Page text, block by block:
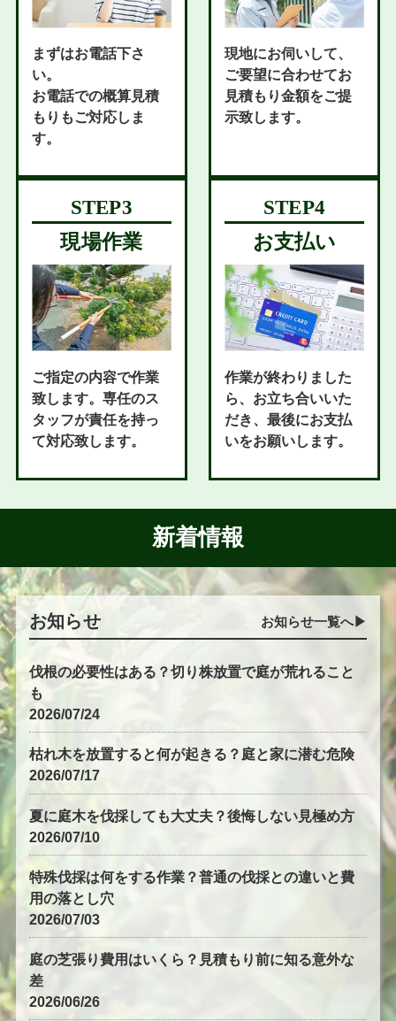
まずはお電話下さ
い。
お電話での概算見積
もりもご対応しま
す。
現地にお伺いして、
ご要望に合わせてお
見積もり金額をご提
示致します。
現場作業
ご指定の内容で作業
致します。専任のス
タッフが責任を持っ
て対応致します。
お支払い
作業が終わりました
ら、お立ち合いいた
だき、最後にお支払
いをお願いします。
新着情報
お知らせ お知らせ一覧へ▶︎
伐根の必要性はある？切り株放置で庭が荒れること
も
2026/07/24
枯れ木を放置すると何が起きる？庭と家に潜む危険
2026/07/17
夏に庭木を伐採しても大丈夫？後悔しない見極め方
2026/07/10
特殊伐採は何をする作業？普通の伐採との違いと費
用の落とし穴
2026/07/03
庭の芝張り費用はいくら？見積もり前に知る意外な
差
2026/06/26